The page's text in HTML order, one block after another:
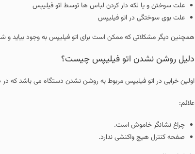
علت سوختن و یا لکه دار کردن لباس ها توسط اتو فیلیپس
علت بوی سوختگی در اتو فیلیپس
همچنین دیگر مشکلاتی که ممکن است برای اتو فیلیپس به وجود بیاید و
دلیل روشن نشدن اتو فیلیپس چیست؟
اولین خرابی در اتو فیلیپس مربوط به روشن نشدن دستگاه می باشد که در
علائم:
چراغ نشانگر خاموش است.
صفحه کنترل هیچ واکنشی ندارد.